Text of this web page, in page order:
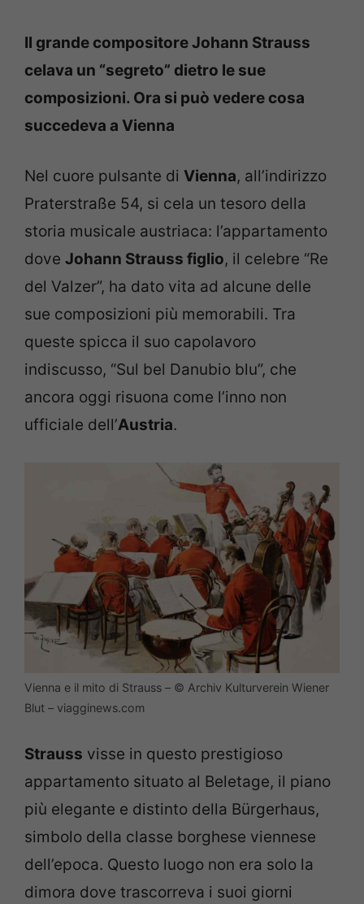
Il grande compositore Johann Strauss
celava un “segreto” dietro le sue
composizioni. Ora si può vedere cosa
succedeva a Vienna
Nel cuore pulsante di Vienna, all’indirizzo
Praterstraße 54, si cela un tesoro della
storia musicale austriaca: l’appartamento
dove Johann Strauss figlio, il celebre “Re
del Valzer”, ha dato vita ad alcune delle
sue composizioni più memorabili. Tra
queste spicca il suo capolavoro
indiscusso, “Sul bel Danubio blu”, che
ancora oggi risuona come l’inno non
ufficiale dell’Austria.
Vienna e il mito di Strauss – © Archiv Kulturverein Wiener
Blut – viagginews.com
Strauss visse in questo prestigioso
appartamento situato al Beletage, il piano
più elegante e distinto della Bürgerhaus,
simbolo della classe borghese viennese
dell’epoca. Questo luogo non era solo la
dimora dove trascorreva i suoi giorni